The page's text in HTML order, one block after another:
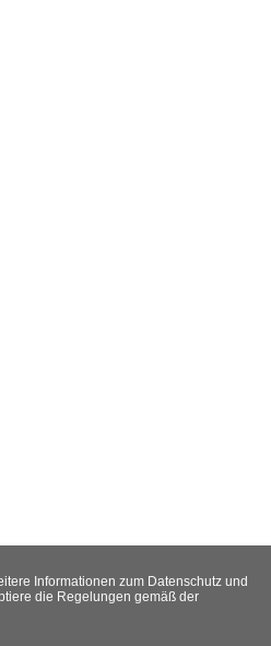
Informationen zum Datenschutz und
die Regelungen gemäß der